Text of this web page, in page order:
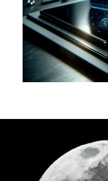
de répondre à
Encore faut-il la
apportons
pour en